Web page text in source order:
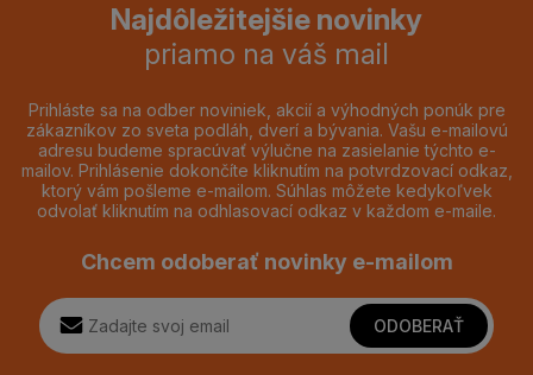
Najdôležitejšie novinky
priamo na váš mail
Prihláste sa na odber noviniek, akcií a výhodných ponúk pre
zákazníkov zo sveta podláh, dverí a bývania. Vašu e-mailovú
adresu budeme spracúvať výlučne na zasielanie týchto e-
mailov. Prihlásenie dokončíte kliknutím na potvrdzovací odkaz,
ktorý vám pošleme e-mailom. Súhlas môžete kedykoľvek
odvolať kliknutím na odhlasovací odkaz v každom e-maile.
Chcem odoberať novinky e-mailom
ODOBERAŤ